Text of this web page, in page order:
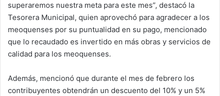
superaremos nuestra meta para este mes”, destacó la
Tesorera Municipal, quien aprovechó para agradecer a los
meoquenses por su puntualidad en su pago, mencionado
que lo recaudado es invertido en más obras y servicios de
calidad para los meoquenses.
Además, mencionó que durante el mes de febrero los
contribuyentes obtendrán un descuento del 10% y un 5%